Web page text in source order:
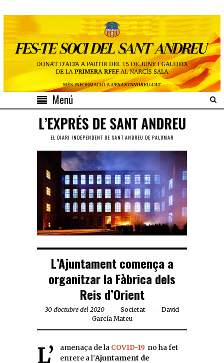
Menú
EL DIARI INDEPENDENT DE SANT ANDREU DE PALOMAR
L’Ajuntament comença a
organitzar la Fàbrica dels
Reis d’Orient
30 d'octubre del 2020 Societat
David
García Mateu
L’amenaça de la COVID-19 no ha fet
enrere a l’Ajuntament de